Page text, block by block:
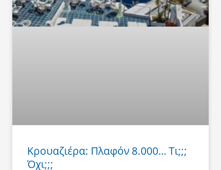
Κρουαζιέρα: Πλαφόν 8.000… Τι;;;
Όχι;;;